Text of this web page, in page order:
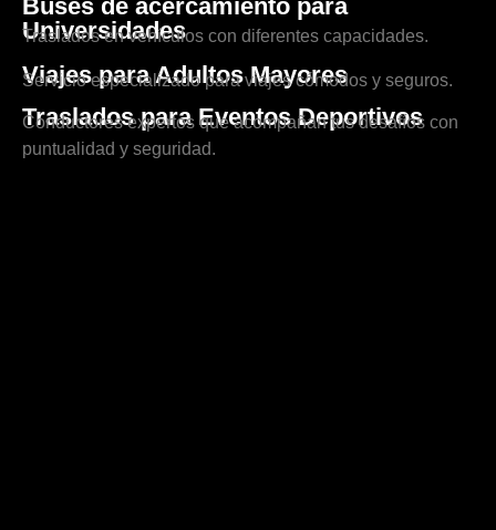
Buses de acercamiento para
Universidades
Traslados en vehículos con diferentes capacidades.
Viajes para Adultos Mayores
Servicio especializado para viajes cómodos y seguros.
Traslados para Eventos Deportivos
Conductores expertos que acompañan tus desafíos con
puntualidad y seguridad.